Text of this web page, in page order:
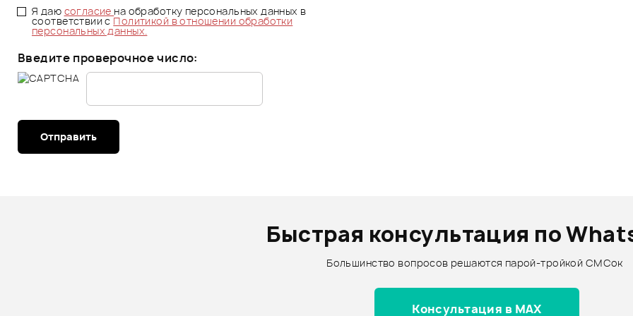
Я даю согласие на обработку персональных данных в
соответствии сПолитикой в отношении обработки
персональных данных.
Введите проверочное число:
Отправить
Быстрая консультация по
Большинство вопросов решаются парой-тройкой СМСок
Консультация в MAX